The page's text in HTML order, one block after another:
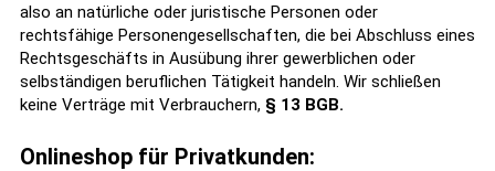
also an natürliche oder juristische Personen oder
rechtsfähige Personengesellschaften, die bei Abschluss eines
Rechtsgeschäfts in Ausübung ihrer gewerblichen oder
selbständigen beruflichen Tätigkeit handeln. Wir schließen
keine Verträge mit Verbrauchern, § 13 BGB.
Onlineshop für Privatkunden: